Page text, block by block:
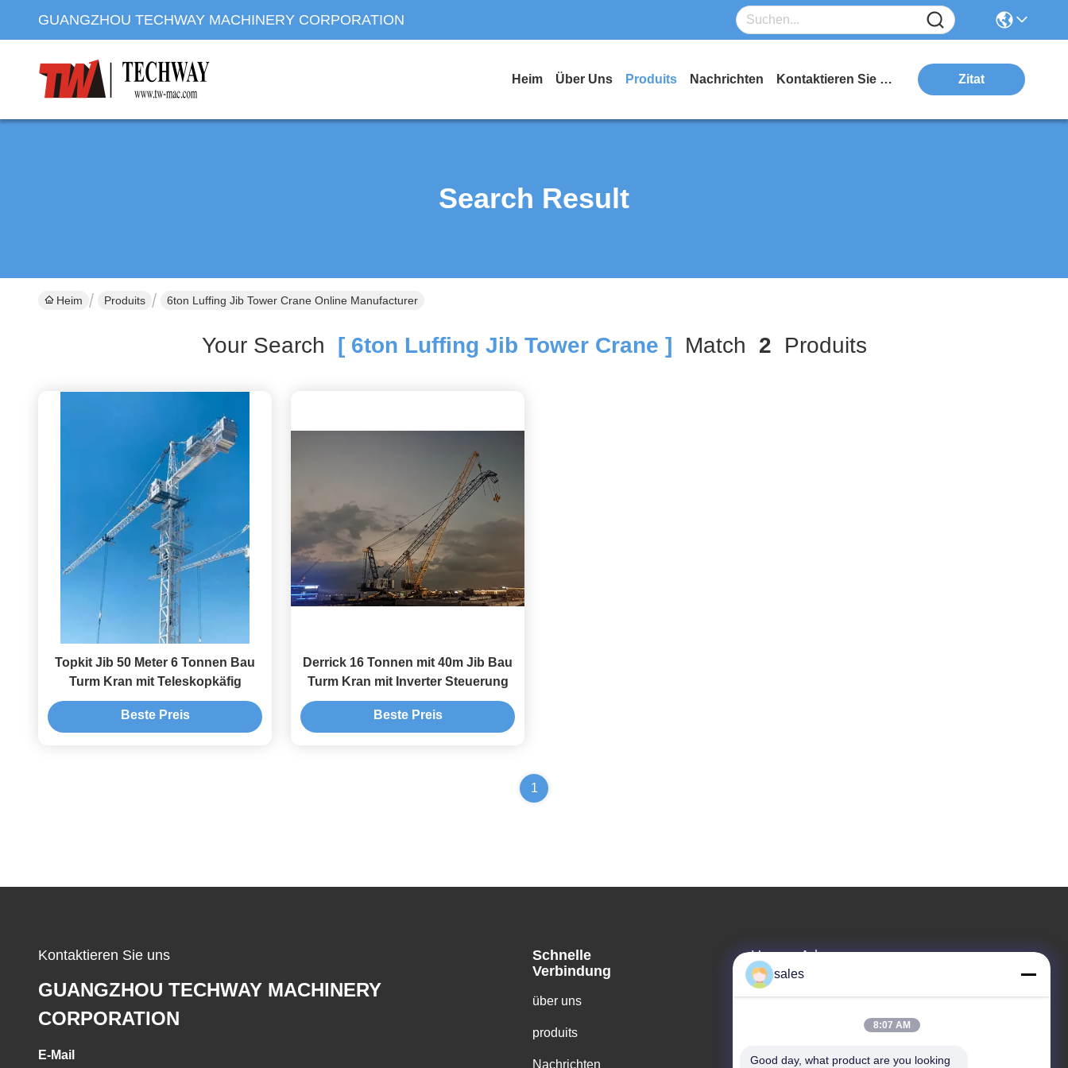
GUANGZHOU TECHWAY MACHINERY CORPORATION
Heim Über Uns Produits Nachrichten Kontaktieren Sie Uns Zitat
Search Result
Heim Produits 6ton Luffing Jib Tower Crane Online Manufacturer
Your Search [ 6ton Luffing Jib Tower Crane ] Match 2 Produits
Topkit Jib 50 Meter 6 Tonnen Bau
Turm Kran mit Teleskopkäfig
Beste Preis
Derrick 16 Tonnen mit 40m Jib Bau
Turm Kran mit Inverter Steuerung
Beste Preis
1
Kontaktieren Sie uns
GUANGZHOU TECHWAY MACHINERY
CORPORATION
E-Mail
Schnelle
Verbindung
über uns
produits
Nachrichten
Unsere Adresse
Adresse des Unternehmens
Yingbin Ave, Stadtteil Huadu, Guangzhou, 510800,
sales
8:07 AM
Good day, what product are you looking